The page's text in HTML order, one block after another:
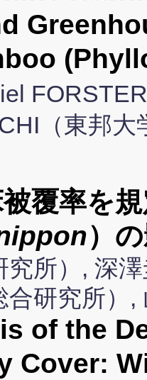
（東邦大
覆率を
）
究所）, 深
合研究所）
of the
Cover: